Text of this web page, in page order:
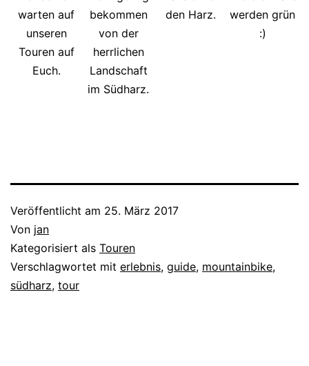
warten auf
unseren
Touren auf
Euch.
bekommen
von der
herrlichen
Landschaft
im Südharz.
den Harz.
werden grün
:)
Veröffentlicht am 25. März 2017
Von jan
Kategorisiert als Touren
Verschlagwortet mit erlebnis, guide, mountainbike,
südharz, tour